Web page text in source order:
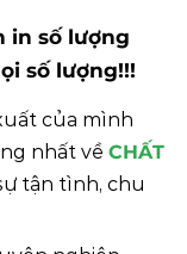
in số lượng
số lượng!!!
của mình
nhất về CHẤT
tận tình, chu